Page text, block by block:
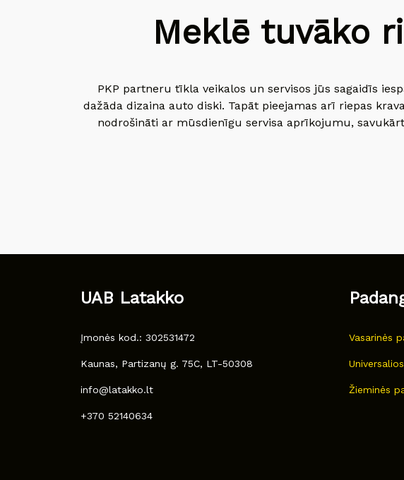
Meklē tuvāko
PKP partneru tīkla veikalos un servisos jūs sagaidīs
dažāda dizaina auto diski. Tapāt pieejamas arī riepas
nodrošināti ar mūsdienīgu servisa aprīkojumu,
UAB Latakko
Įmonės kod.: 302531472
Kaunas, Partizanų g. 75C, LT-50308
info@latakko.lt
+370 52140634
Vasarinės
Žieminės